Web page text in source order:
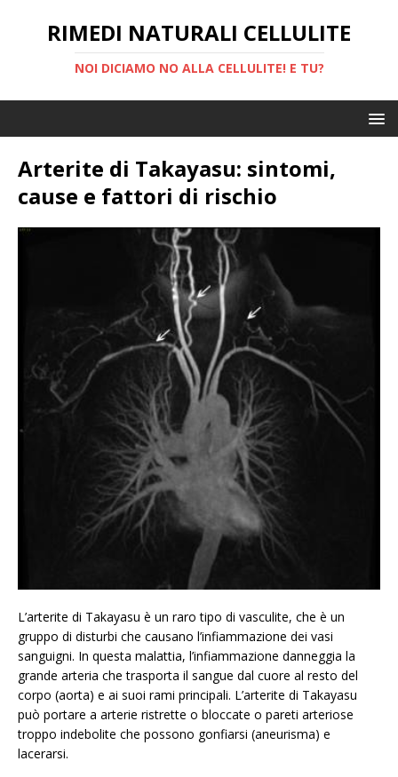
RIMEDI NATURALI CELLULITE
NOI DICIAMO NO ALLA CELLULITE! E TU?
Arterite di Takayasu: sintomi,
cause e fattori di rischio
L’arterite di Takayasu è un raro tipo di vasculite, che è un
gruppo di disturbi che causano l’infiammazione dei vasi
sanguigni. In questa malattia, l’infiammazione danneggia la
grande arteria che trasporta il sangue dal cuore al resto del
corpo (aorta) e ai suoi rami principali. L’arterite di Takayasu
può portare a arterie ristrette o bloccate o pareti arteriose
troppo indebolite che possono gonfiarsi (aneurisma) e
lacerarsi.